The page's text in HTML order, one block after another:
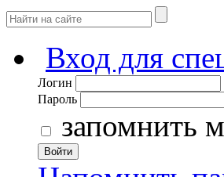
Вход для
Логин
Пароль
запомнить
Войти